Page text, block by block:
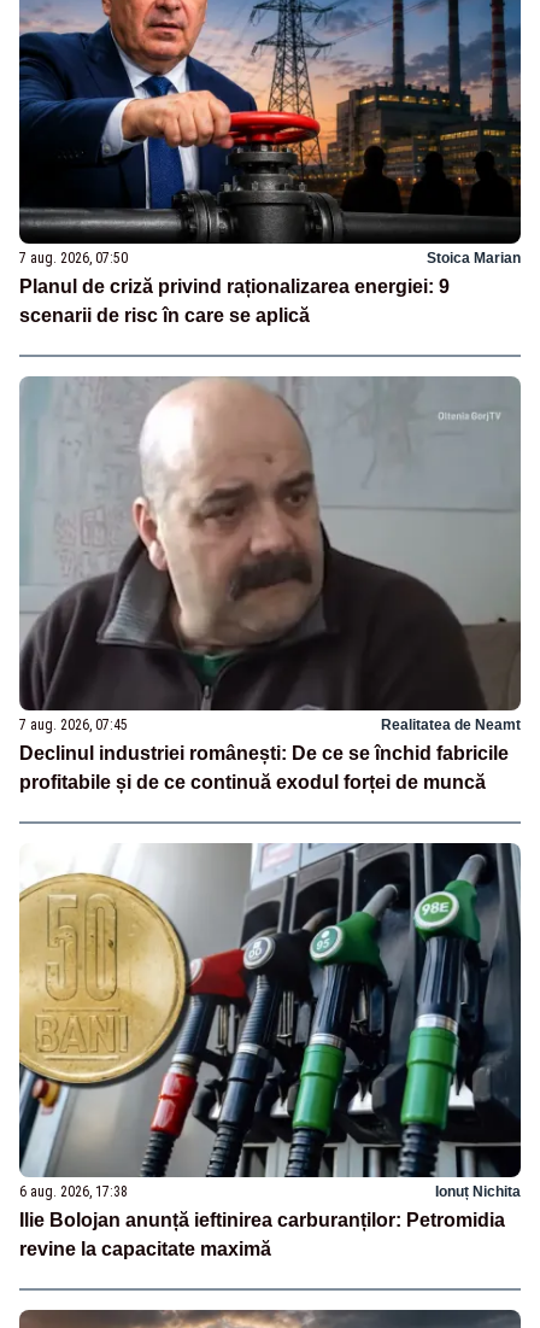
7 aug. 2026, 07:50 Stoica Marian
Planul de criză privind raționalizarea energiei: 9
scenarii de risc în care se aplică
7 aug. 2026, 07:45 Realitatea de Neamt
Declinul industriei românești: De ce se închid fabricile
profitabile și de ce continuă exodul forței de muncă
6 aug. 2026, 17:38 Ionuț Nichita
Ilie Bolojan anunță ieftinirea carburanților: Petromidia
revine la capacitate maximă